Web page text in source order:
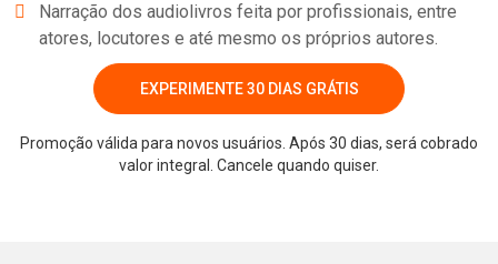
Narração dos audiolivros feita por profissionais, entre
atores, locutores e até mesmo os próprios autores.
EXPERIMENTE 30 DIAS GRÁTIS
Promoção válida para novos usuários. Após 30 dias, será cobrado
valor integral. Cancele quando quiser.